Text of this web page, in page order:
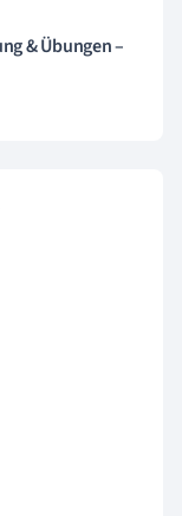
& Übungen –